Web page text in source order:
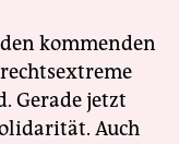
kommenden
Gerade jetzt
Auch